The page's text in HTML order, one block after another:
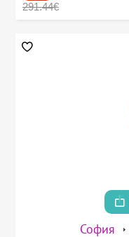
291.44€
София